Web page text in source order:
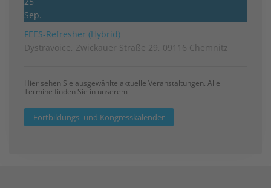
Sep.
FEES-Refresher (Hybrid)
Dystravoice, Zwickauer Straße 29, 09116 Chemnitz
Hier sehen Sie ausgewählte aktuelle Veranstaltungen. Alle
Termine finden Sie in unserem
Fortbildungs- und Kongresskalender